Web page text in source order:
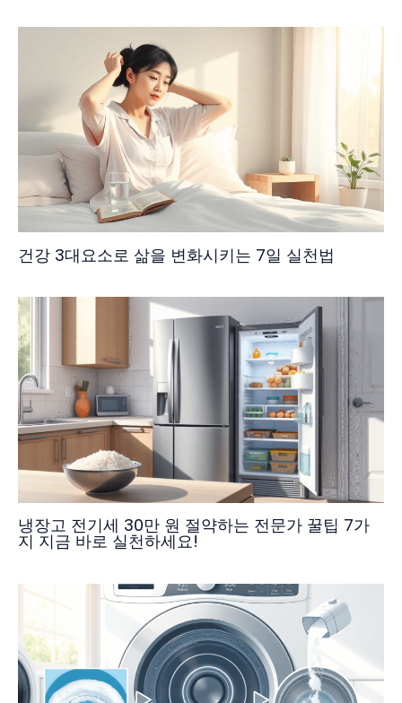
건강 3대요소로 삶을 변화시키는 7일 실천법
냉장고 전기세 30만 원 절약하는 전문가 꿀팁 7가
지 지금 바로 실천하세요!